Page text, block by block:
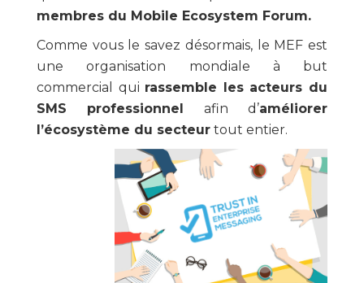
membres du Mobile Ecosystem Forum.
Comme vous le savez désormais, le MEF est
une organisation mondiale à but
commercial qui rassemble les acteurs du
SMS professionnel afin d’améliorer
l’écosystème du secteur tout entier.